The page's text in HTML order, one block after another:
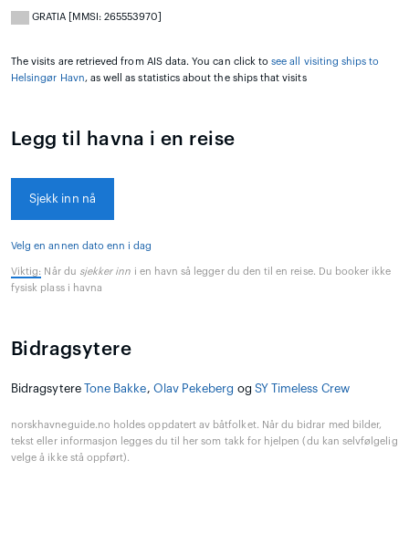
GRATIA [MMSI: 265553970]
The visits are retrieved from AIS data. You can click tosee all visiting ships to
Helsingør Havn, as well as statistics about the ships that visits
Legg til havna i en reise
Sjekk inn nå
Velg en annen dato enn i dag
Viktig: Når du sjekker inn i en havn så legger du den til en reise. Du booker ikke
fysisk plass i havna
Bidragsytere
Bidragsytere Tone Bakke, Olav Pekeberg og SY Timeless Crew
norskhavneguide.no holdes oppdatert av båtfolket. Når du bidrar med bilder,
tekst eller informasjon legges du til her som takk for hjelpen (du kan selvfølgelig
velge å ikke stå oppført).